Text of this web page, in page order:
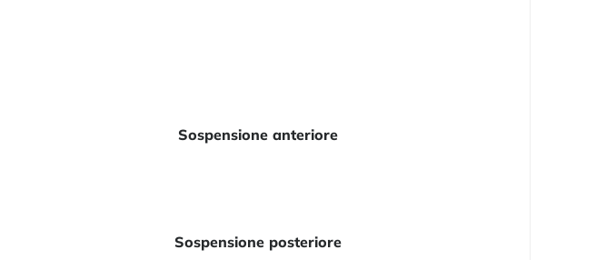
Sospensione anteriore
Sospensione posteriore